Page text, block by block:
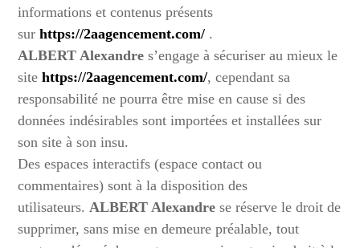
informations et contenus présents
surhttps://2aagencement.com/ .
ALBERT Alexandres’engage à sécuriser au mieux le
sitehttps://2aagencement.com/, cependant sa
responsabilité ne pourra être mise en cause si des
données indésirables sont importées et installées sur
son site à son insu.
Des espaces interactifs (espace contact ou
commentaires) sont à la disposition des
utilisateurs.ALBERT Alexandrese réserve le droit de
supprimer, sans mise en demeure préalable, tout